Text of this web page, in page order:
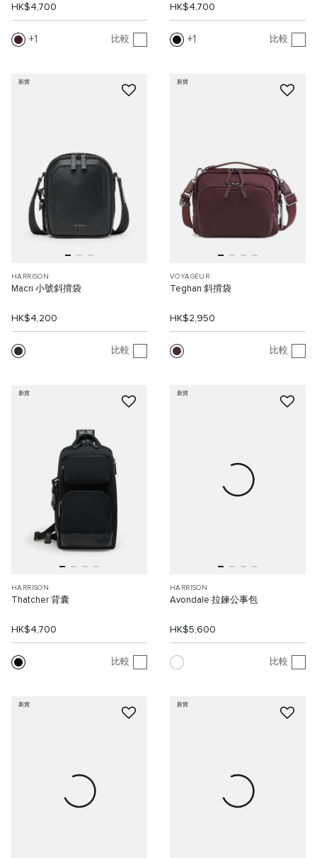
HK$4,700
1 比較
HK$4,700
1 比較
新貨
HARRISON
Macri 小號斜揹袋
HK$4,200
比較
新貨
VOYAGEUR
Teghan 斜揹袋
HK$2,950
比較
新貨
HARRISON
Thatcher 背囊
HK$4,700
比較
新貨
HARRISON
Avondale 拉鍊公事包
HK$5,600
比較
新貨 新貨